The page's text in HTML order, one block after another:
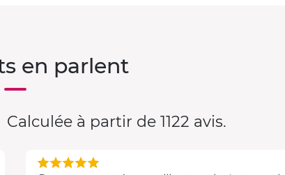
en parlent
Calculée à partir de 1122 avis.